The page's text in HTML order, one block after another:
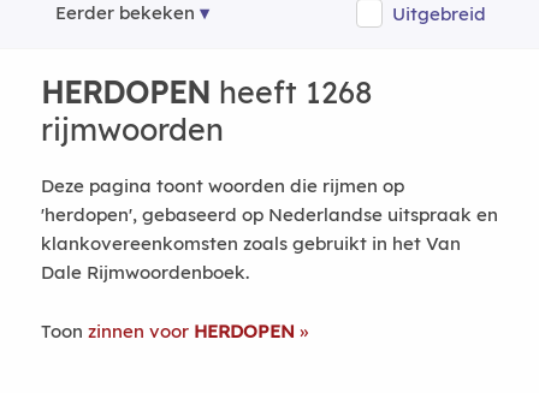
Eerder bekeken Uitgebreid
HERDOPEN heeft 1268
rijmwoorden
Deze pagina toont woorden die rijmen op
'herdopen', gebaseerd op Nederlandse uitspraak en
klankovereenkomsten zoals gebruikt in het Van
Dale Rijmwoordenboek.
Toon zinnen voor HERDOPEN